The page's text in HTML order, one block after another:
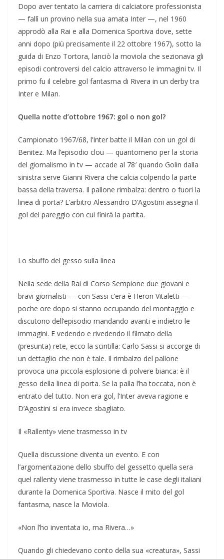
Dopo aver tentato la carriera di calciatore professionista
— fallì un provino nella sua amata Inter —, nel 1960
approdò alla Rai e alla Domenica Sportiva dove, sette
anni dopo (più precisamente il 22 ottobre 1967), sotto la
guida di Enzo Tortora, lanciò la moviola che sezionava gli
episodi controversi del calcio attraverso le immagini tv. Il
primo fu il celebre gol fantasma di Rivera in un derby tra
Inter e Milan.
Quella notte d’ottobre 1967: gol o non gol?
Campionato 1967/68, l’Inter batte il Milan con un gol di
Benitez. Ma l’episodio clou — quantomeno per la storia
del giornalismo in tv — accade al 78′ quando Golin dalla
sinistra serve Gianni Rivera che calcia colpendo la parte
bassa della traversa. Il pallone rimbalza: dentro o fuori la
linea di porta? L’arbitro Alessandro D’Agostini assegna il
gol del pareggio con cui finirà la partita.
Lo sbuffo del gesso sulla linea
Nella sede della Rai di Corso Sempione due giovani e
bravi giornalisti — con Sassi c’era è Heron Vitaletti —
poche ore dopo si stanno occupando del montaggio e
discutono dell’episodio mandando avanti e indietro le
immagini. E vedendo e rivedendo il filmato della
(presunta) rete, ecco la scintilla: Carlo Sassi si accorge di
un dettaglio che non è tale. Il rimbalzo del pallone
provoca una piccola esplosione di polvere bianca: è il
gesso della linea di porta. Se la palla l’ha toccata, non è
entrato del tutto. Non era gol, l’Inter aveva ragione e
D’Agostini si era invece sbagliato.
Il «Rallenty» viene trasmesso in tv
Quella discussione diventa un evento. E con
l’argomentazione dello sbuffo del gessetto quella sera
quel rallenty viene trasmesso in tutte le case degli italiani
durante la Domenica Sportiva. Nasce il mito del gol
fantasma, nasce la Moviola.
«Non l’ho inventata io, ma Rivera…»
Quando gli chiedevano conto della sua «creatura», Sassi